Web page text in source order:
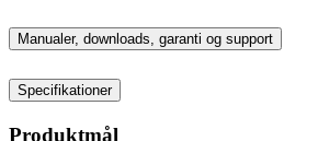
Manualer, downloads, garanti og support
Specifikationer
Produktmål